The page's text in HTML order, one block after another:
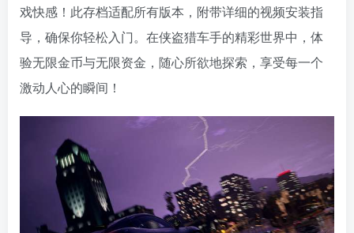
戏快感！此存档适配所有版本，附带详细的视频安装指
导，确保你轻松入门。在侠盗猎车手的精彩世界中，体
验无限金币与无限资金，随心所欲地探索，享受每一个
激动人心的瞬间！